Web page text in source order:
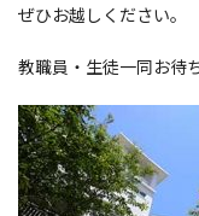
ぜひお越しください。
教職員・生徒一同お待